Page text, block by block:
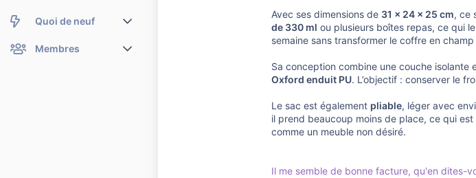
Quoi de neuf
Nouveaux messages
Membres
Avec ses dimensions de 31 x 24 x 25 cm, ce
de 330 ml ou plusieurs boîtes repas, ce qui
semaine sans transformer le coffre en
Sa conception combine une couche isolante
Oxford enduit PU. L’objectif : conserver le
Le sac est également pliable, léger avec
il prend beaucoup moins de place, ce qui
comme un meuble non désiré.
Il me semble de bonne facture, qu'en dites-